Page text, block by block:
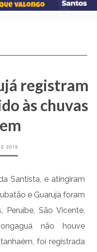
registram
às chuvas
2019
Santista, e atingiram
e Guarujá foram
Peruíbe, São Vicente,
não houve
foi registrada